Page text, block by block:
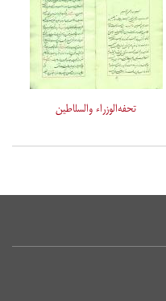
تحفه‌الوزراء والسلاطین